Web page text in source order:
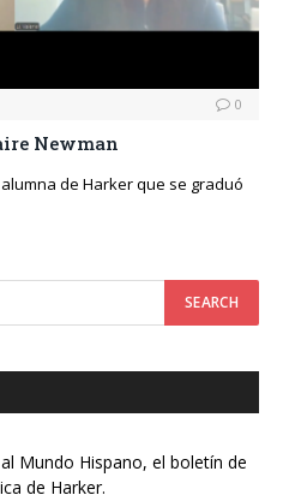
0
Newman
de Harker que se graduó
Mundo Hispano, el boletín de
de Harker.